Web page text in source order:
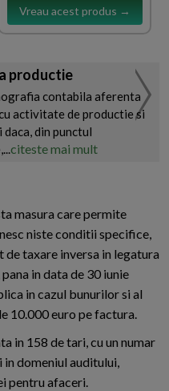
Vreau acest produs →
productie
contabila aferenta
activitate de productie si
din punctul
citeste mai mult
masura care permite
niste conditii specifice,
de taxare inversa in legatura
in data de 30 iunie
in cazul bunurilor si al
10.000 euro pe factura.
in 158 de tari, cu un numar
domeniul auditului,
pentru afaceri.